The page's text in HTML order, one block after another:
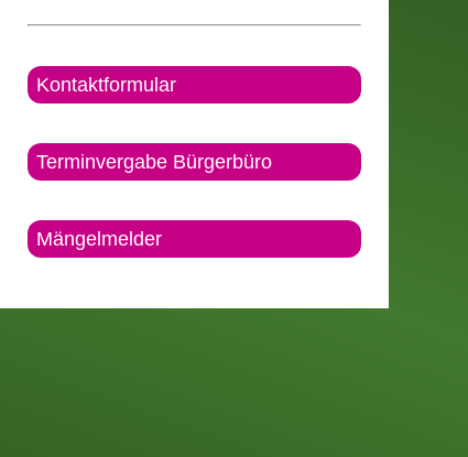
Kontaktformular
Terminvergabe Bürgerbüro
Mängelmelder